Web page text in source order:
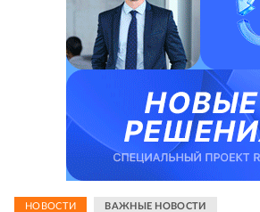
НОВОСТИ ВАЖНЫЕ НОВОСТИ